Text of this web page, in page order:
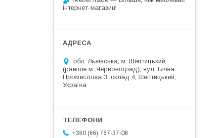
інтернет-магазин!
обл. Львівська, м. Шептицький,
(раніше м. Червоноград), вул. Бічна
Промислова 3, склад 4, Шептицький,
Україна
+380 (66) 767-37-08